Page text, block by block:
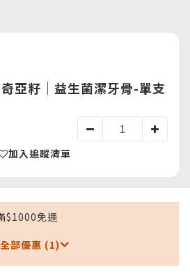
奇亞籽｜益生菌潔牙骨-單支
加入追蹤清單
$1000免運
全部優惠 (1)